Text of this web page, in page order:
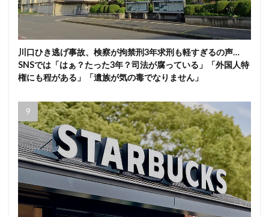
川口ひき逃げ事故、検察が拘禁刑3年求刑も軽すぎるの声…
SNSでは「はぁ？たった3年？司法が腐っている」「外国人特
権にも程がある」「遺族が気の毒でなりません」